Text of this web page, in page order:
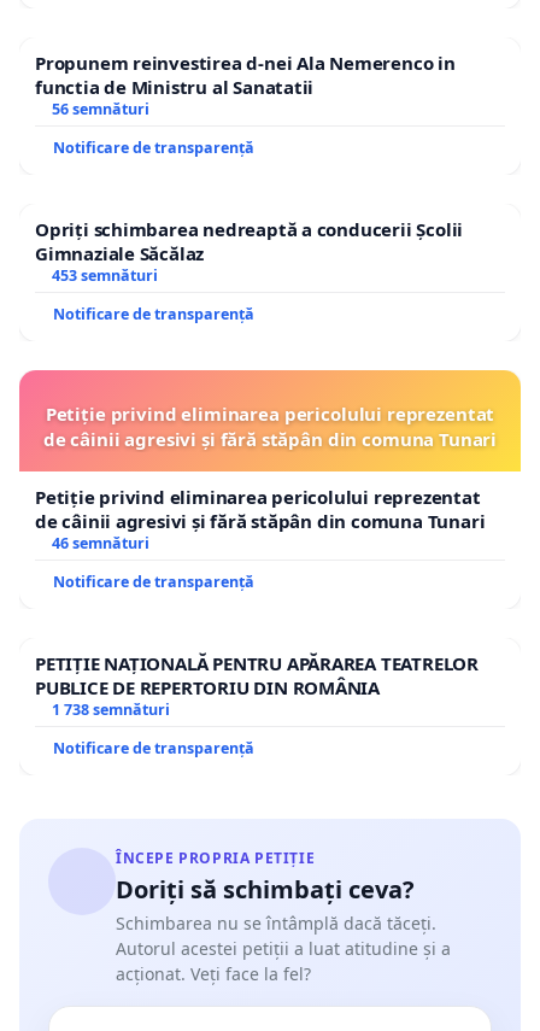
Propunem reinvestirea d-nei Ala Nemerenco in
functia de Ministru al Sanatatii
56 semnături
Notificare de transparență
Opriți schimbarea nedreaptă a conducerii Școlii
Gimnaziale Săcălaz
453 semnături
Notificare de transparență
Petiție privind eliminarea pericolului reprezentat
de câinii agresivi și fără stăpân din comuna Tunari
Petiție privind eliminarea pericolului reprezentat
de câinii agresivi și fără stăpân din comuna Tunari
46 semnături
Notificare de transparență
PETIȚIE NAȚIONALĂ PENTRU APĂRAREA TEATRELOR
PUBLICE DE REPERTORIU DIN ROMÂNIA
1 738 semnături
Notificare de transparență
ÎNCEPE PROPRIA PETIȚIE
Doriți să schimbați ceva?
Schimbarea nu se întâmplă dacă tăceți.
Autorul acestei petiții a luat atitudine și a
acționat. Veți face la fel?